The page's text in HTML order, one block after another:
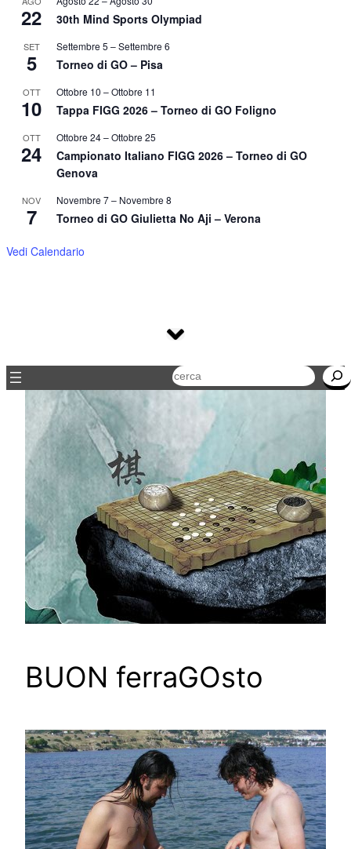
22 30th Mind Sports Olympiad
SET
5
Settembre 5 –Settembre 6
Torneo di GO – Pisa
OTT
10
Ottobre 10 –Ottobre 11
Tappa FIGG 2026 – Torneo di GO Foligno
OTT
24
Ottobre 24–Ottobre 25
Campionato Italiano FIGG 2026 – Torneo di GO
Genova
NOV
7
Novembre 7– Novembre 8
Torneo di GO Giulietta No Aji – Verona
Vedi Calendario
Cerca
BUON ferraGOsto